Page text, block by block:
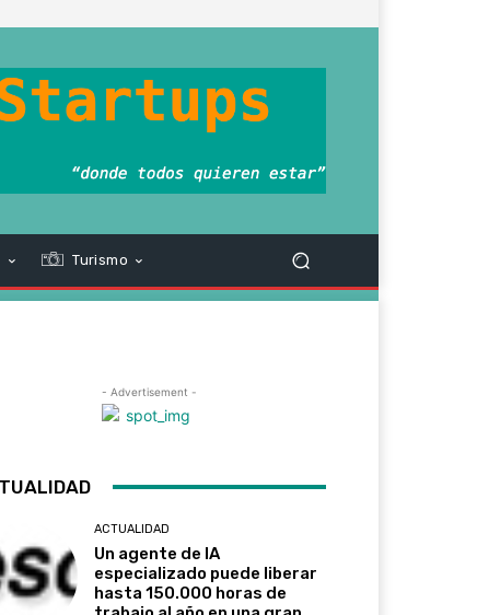
Turismo
- Advertisement -
ACTUALIDAD
Un agente de IA
especializado puede liberar
hasta 150.000 horas de